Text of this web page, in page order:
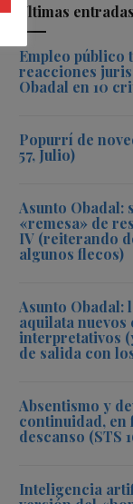
Últimas entradas
Empleo público
reacciones
Obadal en 10
Popurrí de
57, Julio)
Asunto Obadal:
«remesa» de
IV (reiterando
algunos flecos)
Asunto Obadal:
aquilata
interpretativos
de salida con
Absentismo y
continuidad, en
descanso (STS
Inteligencia